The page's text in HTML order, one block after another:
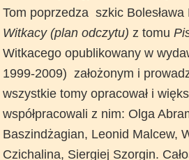
Tom poprzedza szkic
Witkacy (plan odczytu) z tomu
Witkacego opublikowany w
1999-2009) założonym i
wszystkie tomy opracował i
współpracowali z nim: Olga
Baszindżagian, Leonid Malcew,
Czichalina, Siergiej Szorgin.